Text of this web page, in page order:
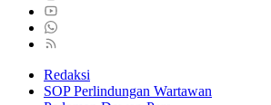
Redaksi
SOP Perlindungan Wartawan